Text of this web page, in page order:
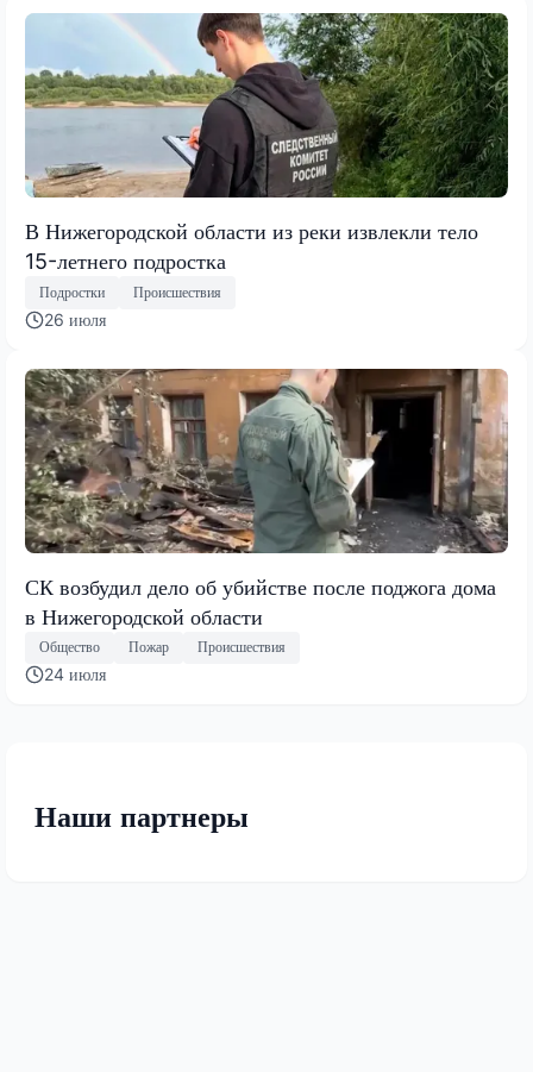
В Нижегородской области из реки извлекли тело
15-летнего подростка
Подростки Происшествия
26 июля
СК возбудил дело об убийстве после поджога дома
в Нижегородской области
Общество Пожар Происшествия
24 июля
Наши партнеры